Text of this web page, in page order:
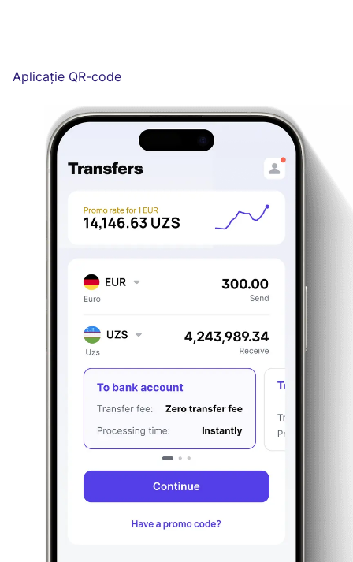
Aplicație QR-code